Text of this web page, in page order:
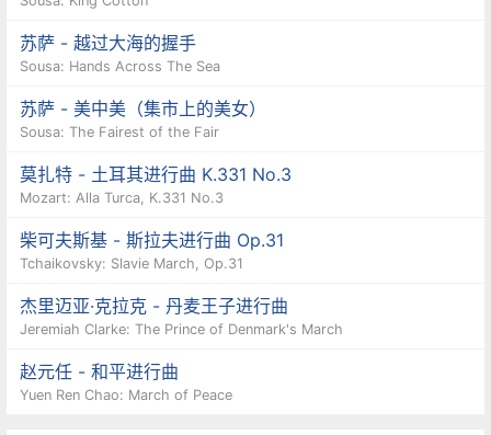
苏萨 - 越过大海的握手
Sousa: Hands Across The Sea
苏萨 - 美中美（集市上的美女）
Sousa: The Fairest of the Fair
莫扎特 - 土耳其进行曲 K.331 No.3
Mozart: Alla Turca, K.331 No.3
柴可夫斯基 - 斯拉夫进行曲 Op.31
Tchaikovsky: Slavie March, Op.31
杰里迈亚·克拉克 - 丹麦王子进行曲
Jeremiah Clarke: The Prince of Denmark's March
赵元任 - 和平进行曲
Yuen Ren Chao: March of Peace